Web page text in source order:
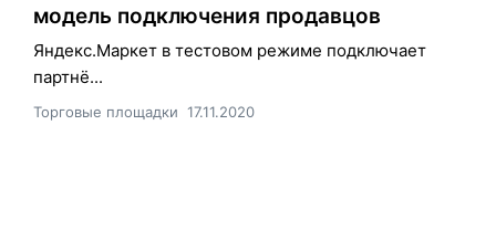
модель подключения продавцов
Яндекс.Маркет в тестовом режиме подключает
партнё...
Торговые площадки 17.11.2020